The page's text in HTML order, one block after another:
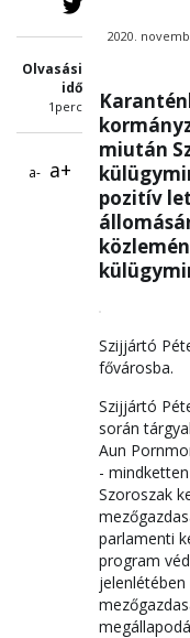
Olvasási
idő
1perc
a- a+
2020.
miután
pozitív
Szijjártó
fővárosba.
Szijjártó
során
Aun
-
Szoroszak
parlamenti
program